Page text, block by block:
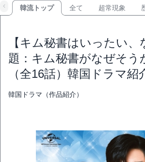
韓流トップ 全て 超常現象
【キム秘書はいったい、
題：キム秘書がなぜそう
（全16話）韓国ドラマ紹
韓国ドラマ（作品紹介）